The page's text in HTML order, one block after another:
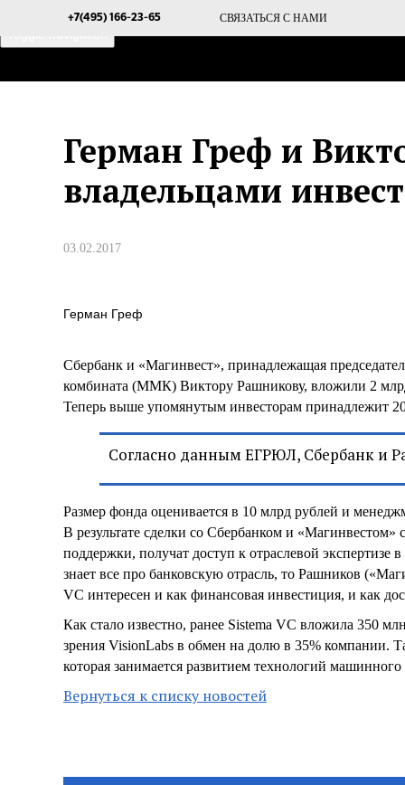
+7(495) 166-23-65 СВЯЗАТЬСЯ С НАМИ
Герман Греф и
владельцами
03.02.2017
Герман Греф
Сбербанк и «Магинвест», принадлежащая
комбината (ММК) Виктору Рашникову, вложили 2
Теперь выше упомянутым инвесторам принадлежит
Согласно данным ЕГРЮЛ, Сбербанк и
Размер фонда оценивается в 10 млрд рублей и
В результате сделки со Сбербанком и
поддержки, получат доступ к отраслевой
знает все про банковскую отрасль, то Рашников
VC интересен и как финансовая инвестиция, и как
Как стало известно, ранее Sistema VC вложила 350
зрения VisionLabs в обмен на долю в 35% компании.
которая занимается развитием технологий
Вернуться к списку новостей